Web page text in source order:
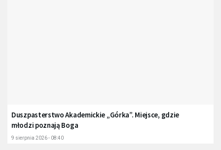
Duszpasterstwo Akademickie „Górka”. Miejsce, gdzie
młodzi poznają Boga
9 sierpnia 2026 - 08:40